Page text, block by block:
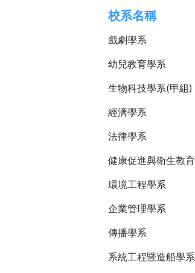
校系名稱
戲劇學系
幼兒教育學系
生物科技學系(甲組)
經濟學系
法律學系
健康促進與衛生教
環境工程學系
企業管理學系
傳播學系
系統工程暨造船學系